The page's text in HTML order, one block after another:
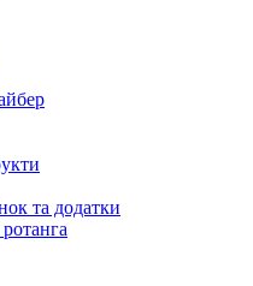
та додатки